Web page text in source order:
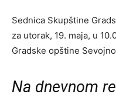
Sednica Skupštine
za utorak, 19. maja, u
Gradske opštine
Na dnevnom